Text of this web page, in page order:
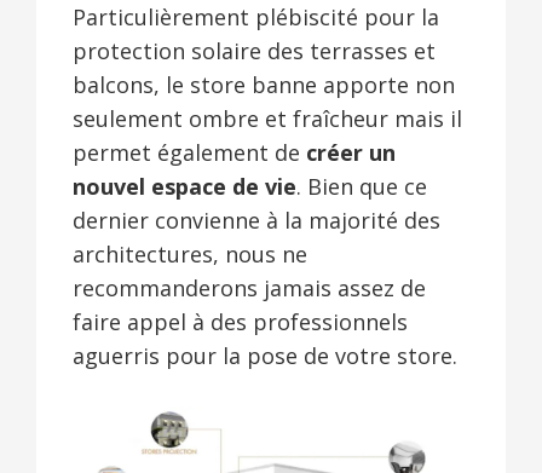
Particulièrement plébiscité pour la
protection solaire des terrasses et
balcons, le store banne apporte non
seulement ombre et fraîcheur mais il
permet également de créer un
nouvel espace de vie. Bien que ce
dernier convienne à la majorité des
architectures, nous ne
recommanderons jamais assez de
faire appel à des professionnels
aguerris pour la pose de votre store.